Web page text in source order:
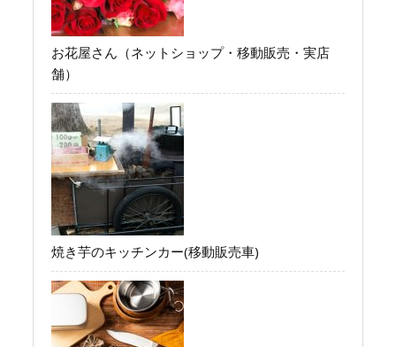
お花屋さん（ネットショップ・移動販売・実店
舗）
焼き芋のキッチンカー(移動販売車)